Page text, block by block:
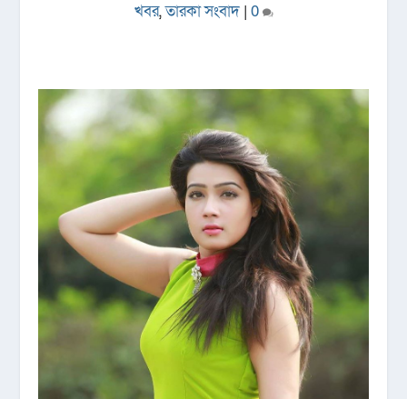
খবর,তারকা সংবাদ| 0